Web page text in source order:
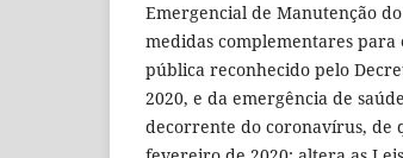
Emergencial de Manutenção
medidas complementares
pública reconhecido pelo
2020, e da emergência de
decorrente do coronavírus, de